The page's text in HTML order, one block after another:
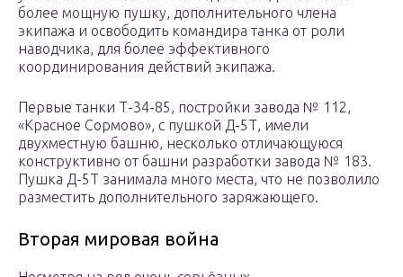
более мощную пушку, дополнительного члена
экипажа и освободить командира танка от роли
наводчика, для более эффективного
координирования действий экипажа.
Первые танки Т-34-85, постройки завода № 112,
«Красное Сормово», с пушкой Д-5Т, имели
двухместную башню, несколько отличающуюся
конструктивно от башни разработки завода № 183.
Пушка Д-5Т занимала много места, что не позволило
разместить дополнительного заряжающего.
Вторая мировая война